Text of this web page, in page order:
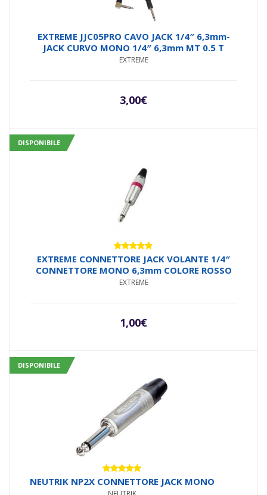
EXTREME JJC05PRO CAVO JACK 1/4″ 6,3mm-
JACK CURVO MONO 1/4″ 6,3mm MT 0.5 T
EXTREME
3,00€
DISPONIBILE
Valutato
4.71 su 5
EXTREME CONNETTORE JACK VOLANTE 1/4″
CONNETTORE MONO 6,3mm COLORE ROSSO
EXTREME
1,00€
DISPONIBILE
Valutato
5.00su 5
NEUTRIK NP2X CONNETTORE JACK MONO